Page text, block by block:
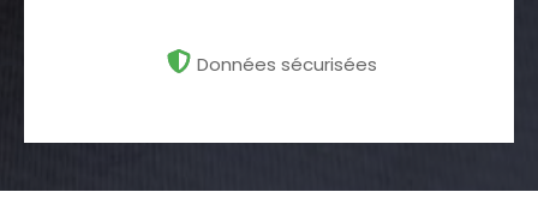
Données sécurisées